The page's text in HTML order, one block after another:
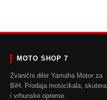
MOTO SHOP 7
Zvanični diler Yamaha Motor za
BiH. Prodaja motocikala, skutera
i vrhunske opreme.